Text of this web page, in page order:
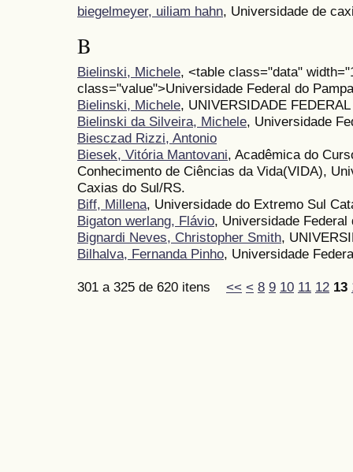
biegelmeyer, uiliam hahn, Universidade de
B
Bielinski, Michele, <table class="data"
class="value">Universidade Federal do
Bielinski, Michele, UNIVERSIDADE
Bielinski da Silveira, Michele, Universidade
Biesczad Rizzi, Antonio
Biesek, Vitória Mantovani, Acadêmica do
Conhecimento de Ciências da Vida(VIDA),
Caxias do Sul/RS.
Biff, Millena, Universidade do Extremo Sul
Bigaton werlang, Flávio, Universidade Federal
Bignardi Neves, Christopher Smith,
Bilhalva, Fernanda Pinho, Universidade
301 a 325 de 620 itens << < 8 9 10 11 12 13